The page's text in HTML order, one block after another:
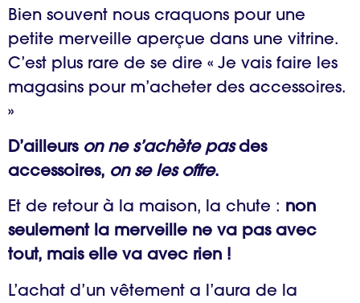
Bien souvent nous craquons pour une
petite merveille aperçue dans une vitrine.
C’est plus rare de se dire « Je vais faire les
magasins pour m’acheter des accessoires.
»
D’ailleurs on ne s’achète pasdes
accessoires, on se les offre.
Et de retour à la maison, la chute : non
seulement la merveille ne va pas avec
tout, mais elle va avec rien !
L’achat d’un vêtement a l’aura de la